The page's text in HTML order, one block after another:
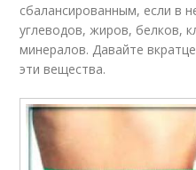
сбалансированным, если в
углеводов, жиров, белков,
минералов. Давайте
эти вещества.